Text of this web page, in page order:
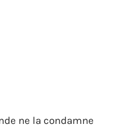
ne la condamne